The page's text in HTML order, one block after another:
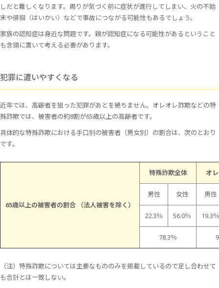
しだと難しくなります。周りが気づく前に症状が進行してしまい、火の不始
末や徘徊（はいかい）などで事故につながる可能性もあるでしょう。
家族の認知症は身近な問題です。親が認知症になる可能性があるということ
も念頭に置いて考える必要があります。
犯罪に遭いやすくなる
近年では、高齢者を狙った犯罪があとを絶ちません。オレオレ詐欺などの特
殊詐欺では、被害者の約8割が65歳以上の高齢者です。
具体的な特殊詐欺における手口別の被害者（男女別）の割合は、次のとおり
です。
65歳以上の被害者の割合 （法人被害を除く）
特殊詐欺全体 オ
男性 女性 男性
22.3％ 56.0％ 19.3％
78.3％
（注）特殊詐欺については主要なもののみを掲載しているので足し合わせて
も合計とは一致しない。